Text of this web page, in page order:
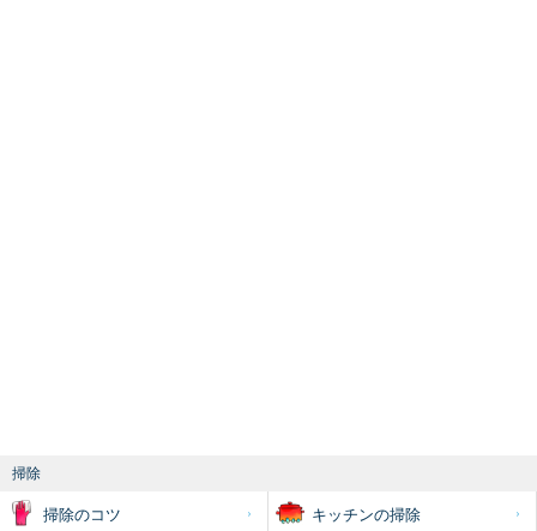
掃除
掃除のコツ キッチンの掃除